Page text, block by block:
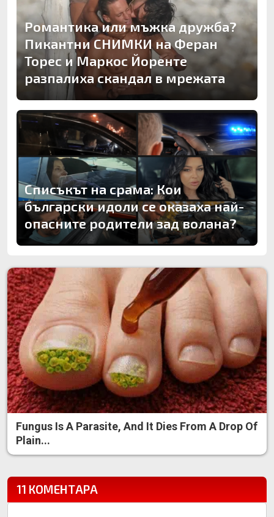
Романтика или мъжка дружба?
Пикантни СНИМКИ на Феран
Торес и Маркос Йоренте
разпалиха скандал в мрежата
Списъкът на срама: Кои
български идоли се оказаха най-
опасните родители зад волана?
Fungus Is A Parasite, And It Dies From A Drop Of
Plain...
11 КОМЕНТАРА